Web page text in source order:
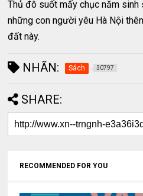
Thủ đô suốt mấy chục năm
những con người yêu Hà Nội
đất này.
NHÃN: Sách 30797
SHARE:
RECOMMENDED FOR YOU